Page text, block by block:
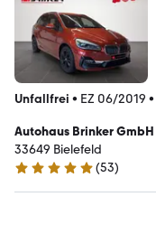
Unfallfrei • EZ 06/2019 •
Autohaus Brinker GmbH
33649 Bielefeld
4.9 Sterne
(53)